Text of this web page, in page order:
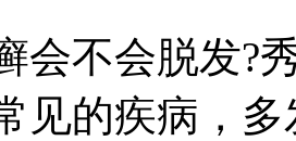
会不会脱发?
见的疾病，